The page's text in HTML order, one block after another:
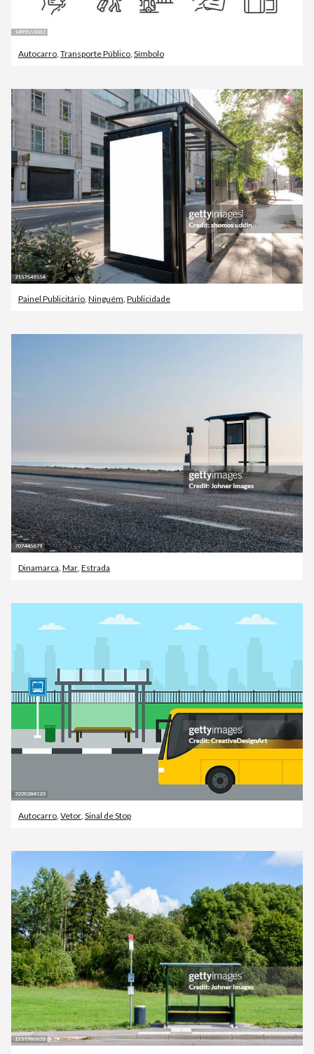
Autocarro, Transporte Público, Símbolo
Painel Publicitário Ninguém Publicidade
Dinamarca Mar Estrada
Autocarro, Vetor, Sinal de Stop